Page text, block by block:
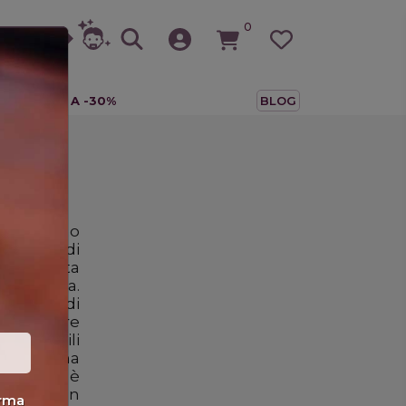
0
TUTTO A -30% BLOG
di
Sicilia.
figura di
e madre
donna
è
in